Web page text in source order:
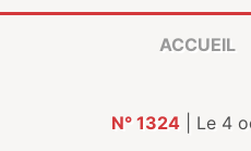
ACCUEIL
N° 1324 | Le 4